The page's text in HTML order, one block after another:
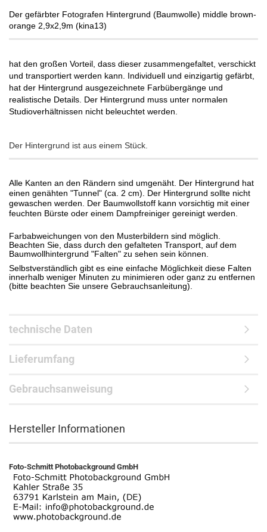
Der gefärbter Fotografen Hintergrund (Baumwolle) middle brown-
orange 2,9x2,9m (kina13)
hat den großen Vorteil, dass dieser zusammengefaltet, verschickt
und transportiert werden kann. Individuell und einzigartig gefärbt,
hat der Hintergrund ausgezeichnete Farbübergänge und
realistische Details. Der Hintergrund muss unter normalen
Studioverhältnissen nicht beleuchtet werden.
Der Hintergrund ist aus einem Stück.
Alle Kanten an den Rändern sind umgenäht. Der Hintergrund hat
einen genähten "Tunnel" (ca. 2 cm). Der Hintergrund sollte nicht
gewaschen werden. Der Baumwollstoff kann vorsichtig mit einer
feuchten Bürste oder einem Dampfreiniger gereinigt werden.
Farbabweichungen von den Musterbildern sind möglich.
Beachten Sie, dass durch den gefalteten Transport, auf dem
Baumwollhintergrund "Falten" zu sehen sein können.
Selbstverständlich gibt es eine einfache Möglichkeit diese Falten
innerhalb weniger Minuten zu minimieren oder ganz zu entfernen
(bitte beachten Sie unsere Gebrauchsanleitung).
technische Daten
Lieferumfang
Gebrauchsanweisung
Hersteller Informationen
Foto-Schmitt Photobackground GmbH